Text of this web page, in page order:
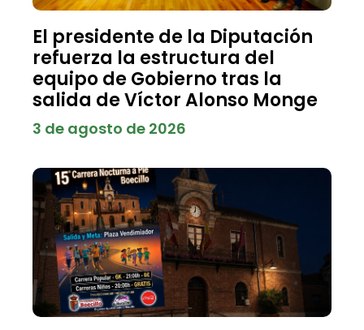
El presidente de la Diputación
refuerza la estructura del
equipo de Gobierno tras la
salida de Víctor Alonso Monge
3 de agosto de 2026